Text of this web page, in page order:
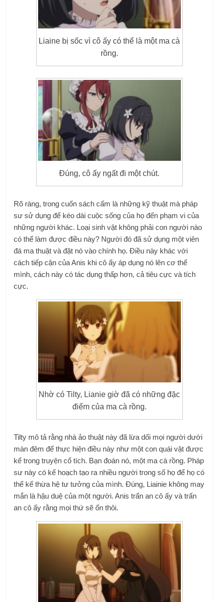
Liaine bị sốc vì cô ấy có thể là một ma cà
rồng.
Đúng, cô ấy ngất đi một chút.
Rõ ràng, trong cuốn sách cấm là những kỹ thuật mà pháp
sư sử dụng để kéo dài cuộc sống của họ đến phạm vi của
những người khác. Loại sinh vật không phải con người nào
có thể làm được điều này? Người đó đã sử dụng một viên
đá ma thuật và đặt nó vào chính họ. Điều này khác với
cách tiếp cận của Anis khi cô ấy áp dụng nó lên cơ thể
mình, cách này có tác dụng thấp hơn, cả tiêu cực và tích
cực.
Nhờ có Tilty, Lianie giờ đã có những đặc
điểm của ma cà rồng.
Tilty mô tả rằng nhà ảo thuật này đã lừa dối mọi người dưới
màn đêm để thực hiện điều này như một con quái vật được
kể trong truyện cổ tích. Bạn đoán nó, một ma cà rồng. Pháp
sư này có kế hoạch tạo ra nhiều người trong số họ để họ có
thể kế thừa hệ tư tưởng của mình. Đúng, Liainie không may
mắn là hậu duệ của một người. Anis trấn an cô ấy và trấn
an cô ấy rằng mọi thứ sẽ ổn thôi.